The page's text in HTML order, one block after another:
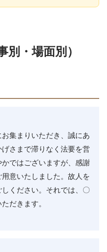
別・場面別）
集まりいただき、誠にあ
さまで滞りなく法要を営
ではございますが、感謝
意いたしました。故人を
ください。それでは、〇
だきます。